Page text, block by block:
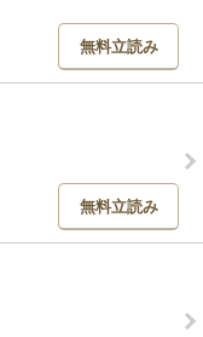
無料立読み
無料立読み